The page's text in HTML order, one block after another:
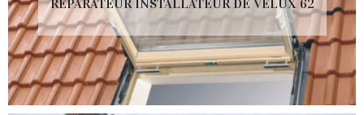
RÉPARATEUR INSTALLATEUR DE VELUX 62